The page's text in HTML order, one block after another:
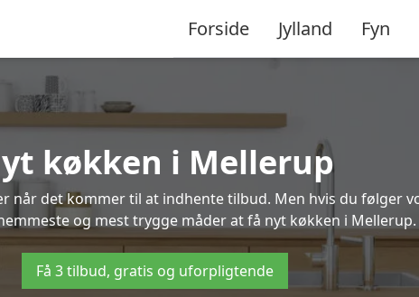
Forside Jylland Fyn
køkken i Mellerup
når det kommer til at indhente tilbud. Men hvis du følger
og mest trygge måder at få nyt køkken i Mellerup.
Få 3 tilbud, gratis og uforpligtende